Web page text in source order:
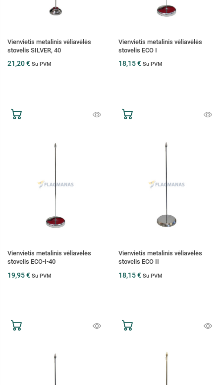
Vienvietis metalinis vėliavėlės
stovelis SILVER, 40
21,20 € Su PVM
Vienvietis metalinis vėliavėlės
stovelis ECO I
18,15 € Su PVM
Vienvietis metalinis vėliavėlės
stovelis ECO-I-40
19,95 € Su PVM
Vienvietis metalinis vėliavėlės
stovelis ECO II
18,15 € Su PVM